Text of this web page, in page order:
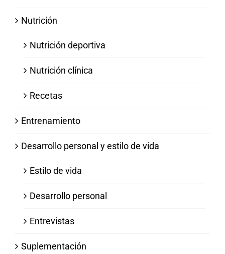
Nutrición
Nutrición deportiva
Nutrición clínica
Recetas
Entrenamiento
Desarrollo personal y estilo de vida
Estilo de vida
Desarrollo personal
Entrevistas
Suplementación